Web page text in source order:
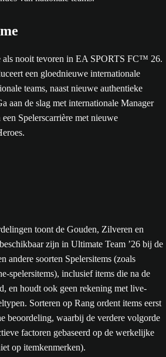
als nooit tevoren in EA SPORTS FC™ 26.
een gloednieuwe internationale
teams, naast nieuwe authentieke
aan de slag met internationale Manager
Spelerscarrière met nieuwe
toont de Gouden, Zilveren en
zijn in Ultimate Team ’26 bij de
andere soorten Spelersitems (zoals
spelersitems), inclusief items die na de
en houdt ook geen rekening met live-
Sorteren op Rang ordent items eerst
beoordeling, waarbij de verdere volgorde
factoren gebaseerd op de werkelijke
op itemkenmerken).